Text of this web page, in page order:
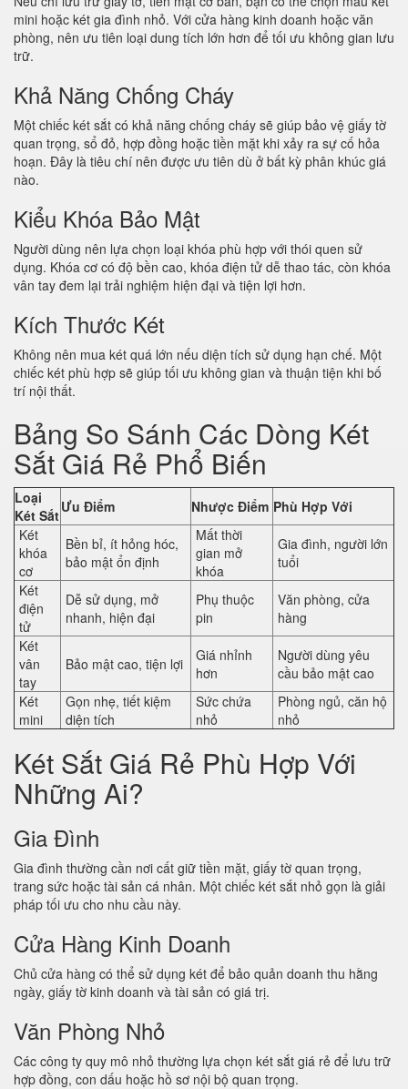
mini hoặc két gia đình nhỏ. Với cửa hàng kinh doanh hoặc văn
phòng, nên ưu tiên loại dung tích lớn hơn để tối ưu không gian lưu
trữ.
Khả Năng Chống Cháy
Một chiếc két sắt có khả năng chống cháy sẽ giúp bảo vệ giấy tờ
quan trọng, sổ đỏ, hợp đồng hoặc tiền mặt khi xảy ra sự cố hỏa
hoạn. Đây là tiêu chí nên được ưu tiên dù ở bất kỳ phân khúc giá
nào.
Kiểu Khóa Bảo Mật
Người dùng nên lựa chọn loại khóa phù hợp với thói quen sử
dụng. Khóa cơ có độ bền cao, khóa điện tử dễ thao tác, còn khóa
vân tay đem lại trải nghiệm hiện đại và tiện lợi hơn.
Kích Thước Két
Không nên mua két quá lớn nếu diện tích sử dụng hạn chế. Một
chiếc két phù hợp sẽ giúp tối ưu không gian và thuận tiện khi bố
trí nội thất.
Bảng So Sánh Các Dòng Két
Sắt Giá Rẻ Phổ Biến
Loại
Két SắtƯu Điểm Nhược Điểm Phù Hợp Với
Két
khóa
cơ
Bền bỉ, ít hỏng hóc,
bảo mật ổn định
Mất thời
gian mở
khóa
Gia đình, người lớn
tuổi
Két
điện
tử
Dễ sử dụng, mở
nhanh, hiện đại
Phụ thuộc
pin
Văn phòng, cửa
hàng
Két
vân
tay
Bảo mật cao, tiện lợi
Giá nhỉnh
hơn
Người dùng yêu
cầu bảo mật cao
Két
mini
Gọn nhẹ, tiết kiệm
diện tích
Sức chứa
nhỏ
Phòng ngủ, căn hộ
nhỏ
Két Sắt Giá Rẻ Phù Hợp Với
Những Ai?
Gia Đình
Gia đình thường cần nơi cất giữ tiền mặt, giấy tờ quan trọng,
trang sức hoặc tài sản cá nhân. Một chiếc két sắt nhỏ gọn là giải
pháp tối ưu cho nhu cầu này.
Cửa Hàng Kinh Doanh
Chủ cửa hàng có thể sử dụng két để bảo quản doanh thu hằng
ngày, giấy tờ kinh doanh và tài sản có giá trị.
Văn Phòng Nhỏ
Các công ty quy mô nhỏ thường lựa chọn két sắt giá rẻ để lưu trữ
hợp đồng, con dấu hoặc hồ sơ nội bộ quan trọng.